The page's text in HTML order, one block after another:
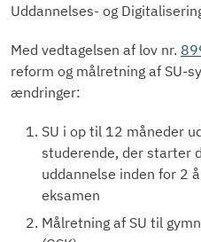
Uddannelses- og
Med vedtagelsen af lov nr.
reform og målretning af SU-
ændringer:
SU i op til 12 måneder
studerende, der starter
uddannelse inden for 2
eksamen
Målretning af SU til